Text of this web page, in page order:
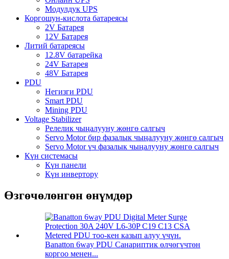
Модулдук UPS
Коргошун-кислота батареясы
2V Батарея
12V Батарея
Литий батареясы
12.8V батарейка
24V Батарея
48V Батарея
PDU
Негизги PDU
Smart PDU
Mining PDU
Voltage Stabilizer
Релелик чыңалууну жөнгө салгыч
Servo Motor бир фазалык чыңалууну жөнгө салгыч
Servo Motor үч фазалык чыңалууну жөнгө салгыч
Күн системасы
Күн панели
Күн инвертору
Өзгөчөлөнгөн өнүмдөр
Banatton 6way PDU Санариптик өлчөгүчтөн
коргоо менен...